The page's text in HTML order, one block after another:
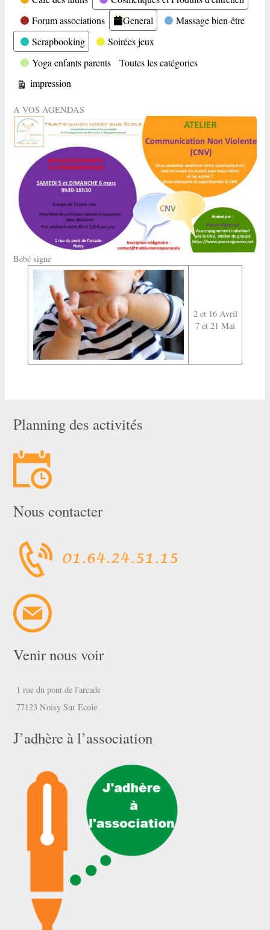
Forum associations
General
Massage bien-être
Scrapbooking
Soirées jeux
Yoga enfants parents
Toutes les catégories
Vue
impression
A VOS AGENDAS
Bébé signe
2 et 16 Avril
7 et 21 Mai
Planning des activités
Nous contacter
Venir nous voir
1 rue du pont de l'arcade
77123 Noisy Sur Ecole
J’adhère à l’association